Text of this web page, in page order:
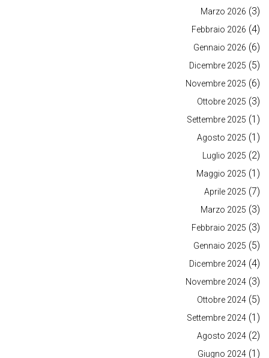
Marzo 2026 (3)
Febbraio 2026 (4)
Gennaio 2026 (6)
Dicembre 2025 (5)
Novembre 2025 (6)
Ottobre 2025 (3)
Settembre 2025 (1)
Agosto 2025 (1)
Luglio 2025 (2)
Maggio 2025 (1)
Aprile 2025 (7)
Marzo 2025 (3)
Febbraio 2025 (3)
Gennaio 2025 (5)
Dicembre 2024 (4)
Novembre 2024 (3)
Ottobre 2024 (5)
Settembre 2024 (1)
Agosto 2024 (2)
Giugno 2024 (1)